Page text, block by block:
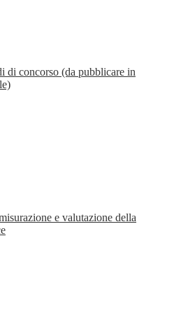
di concorso (da pubblicare in
e valutazione della